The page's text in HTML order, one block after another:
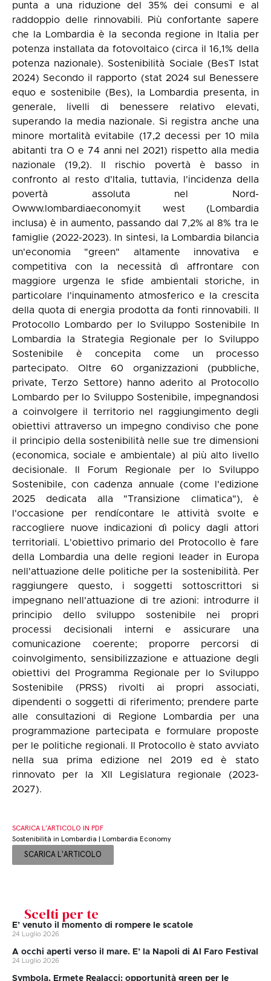
punta a una riduzione del 35% dei consumi e al
raddoppio delle rinnovabili. Più confortante sapere
che la Lombardia è la seconda regione in Italia per
potenza installata da fotovoltaico (circa il 16,1% della
potenza nazionale). Sostenibilità Sociale (BesT Istat
2024) Secondo il rapporto (stat 2024 sul Benessere
equo e sostenibile (Bes), la Lombardia presenta, in
generale, livelli di benessere relativo elevati,
superando la media nazionale. Si registra anche una
minore mortalità evitabile (17,2 decessi per 10 mila
abitanti tra O e 74 anni nel 2021) rispetto alla media
nazionale (19,2). Il rischio povertà è basso in
confronto al resto d'Italia, tuttavia, l'incidenza della
povertà assoluta nel Nord-
Owww.lombardiaeconomy.it west (Lombardia
inclusa) è in aumento, passando dal 7,2% al 8% tra le
famiglie (2022-2023). In sintesi, la Lombardia bilancia
un'economia "green" altamente innovativa e
competitiva con la necessità dì affrontare con
maggiore urgenza le sfide ambientali storiche, in
particolare l'inquinamento atmosferico e la crescita
della quota di energia prodotta da fonti rinnovabili. Il
Protocollo Lombardo per lo Sviluppo Sostenibile In
Lombardia la Strategia Regionale per lo Sviluppo
Sostenibile è concepita come un processo
partecipato. Oltre 60 organizzazioni (pubbliche,
private, Terzo Settore) hanno aderito al Protocollo
Lombardo per lo Sviluppo Sostenibile, impegnandosi
a coinvolgere il territorio nel raggiungimento degli
obiettivi attraverso un impegno condiviso che pone
il principio della sostenibilità nelle sue tre dimensioni
(economica, sociale e ambientale) al più alto livello
decisionale. Il Forum Regionale per lo Sviluppo
Sostenibile, con cadenza annuale (come l'edizione
2025 dedicata alla "Transizione climatica"), è
l'occasione per rendícontare le attività svolte e
raccogliere nuove indicazioni dì policy dagli attori
territoriali. L'obiettivo primario del Protocollo è fare
della Lombardia una delle regioni leader in Europa
nell'attuazione delle politiche per la sostenibilità. Per
raggiungere questo, i soggetti sottoscrittori si
impegnano nell'attuazione di tre azioni: introdurre il
principio dello sviluppo sostenibile nei propri
processi decisionali interni e assicurare una
comunicazione coerente; proporre percorsi di
coinvolgimento, sensibilizzazione e attuazione degli
obiettivi del Programma Regionale per lo Sviluppo
Sostenibile (PRSS) rivolti ai propri associati,
dipendenti o soggetti di riferimento; prendere parte
alle consultazioni di Regione Lombardia per una
programmazione partecipata e formulare proposte
per le politiche regionali. Il Protocollo è stato avviato
nella sua prima edizione nel 2019 ed è stato
rinnovato per la XII Legislatura regionale (2023-
2027).
SCARICA L’ARTICOLO IN PDF
Sostenibilità in Lombardia | Lombardia Economy
SCARICA L'ARTICOLO
Scelti per te
E’ venuto il momento di rompere le scatole
24 Luglio 2026
A occhi aperti verso il mare. E’ la Napoli di Al Faro Festival
24 Luglio 2026
Symbola, Ermete Realacci: opportunità green per le